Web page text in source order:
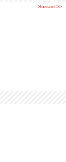
Suivant >>